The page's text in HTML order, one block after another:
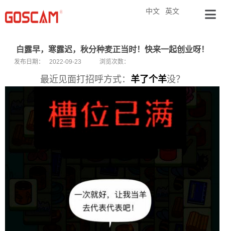
英文
中文
白露早，寒露迟，秋分种麦正当时！快来一起创业呀！
发布日期： 2022-09-23 浏览次数：
最近见面打招呼方式： 羊了个羊没？